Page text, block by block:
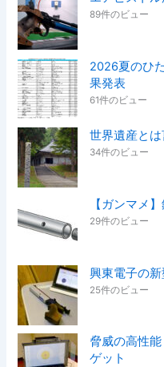
89件のビュー
2026夏のひ
果発表
61件のビュー
世界遺産と
34件のビュー
【ガンマメ
29件のビュー
興東電子の
25件のビュー
脅威の高性
ゲット